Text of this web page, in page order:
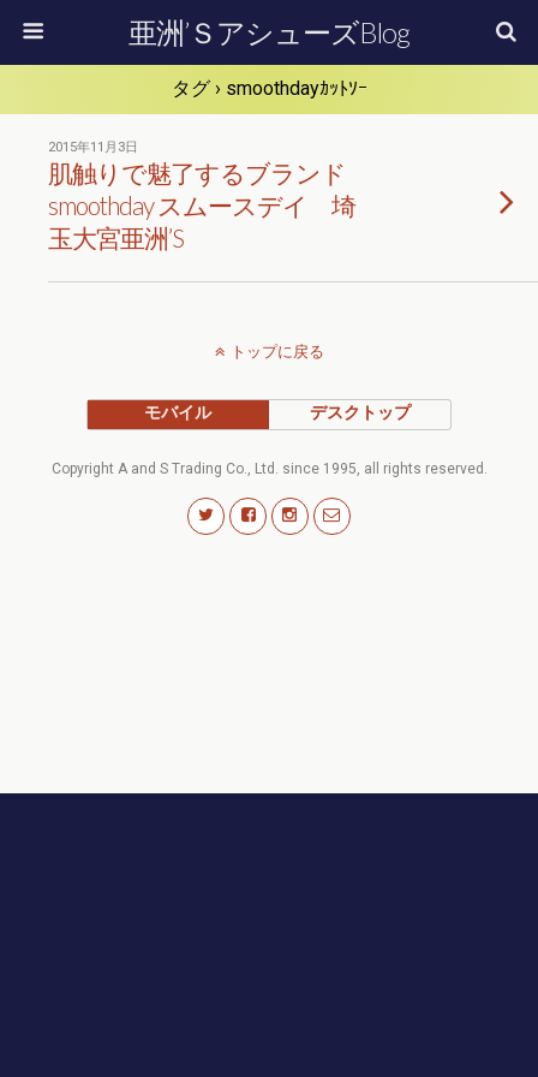
亜洲’ＳアシューズBlog
タグ › smoothdayｶｯﾄｿｰ
2015年11月3日
肌触りで魅了するブランド
smoothday スムースデイ 埼
玉大宮亜洲’S
トップに戻る
モバイル デスクトップ
Copyright A and S Trading Co., Ltd. since 1995, all rights reserved.